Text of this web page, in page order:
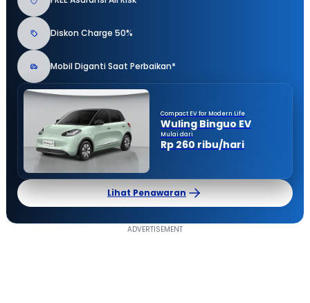
Diskon Charge 50%
Mobil Diganti Saat Perbaikan*
Compact EV for Modern Life
Wuling Binguo EV
Mulai dari
Rp 260 ribu/hari
Lihat Penawaran